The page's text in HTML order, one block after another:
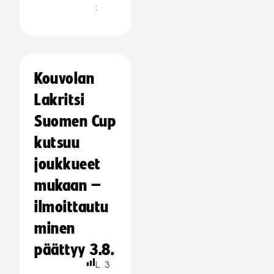
:
Kouvolan
Lakritsi
Suomen Cup
kutsuu
joukkueet
mukaan –
ilmoittautu
minen
päättyy 3.8.
L 3